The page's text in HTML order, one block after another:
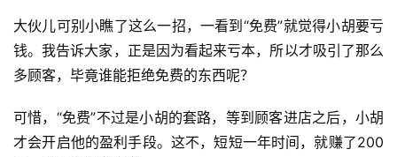
大伙儿可别小瞧了这么一招，一看到“免费”就觉得小胡要亏
钱。我告诉大家，正是因为看起来亏本，所以才吸引了那么
多顾客，毕竟谁能拒绝免费的东西呢？
可惜，“免费”不过是小胡的套路，等到顾客进店之后，小胡
才会开启他的盈利手段。这不，短短一年时间，就赚了200